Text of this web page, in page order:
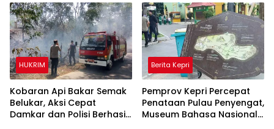
Nongsa
Suasana Interaktif
HUKRIM
Kobaran Api Bakar Semak
Belukar, Aksi Cepat
Damkar dan Polisi Berhasil
Berita Kepri
Pemprov Kepri Percepat
Penataan Pulau Penyengat,
Museum Bahasa Nasional